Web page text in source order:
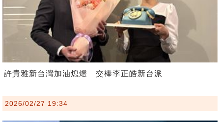
許貴雅新台灣加油熄燈 交棒李正皓新台派
2026/02/27 19:34